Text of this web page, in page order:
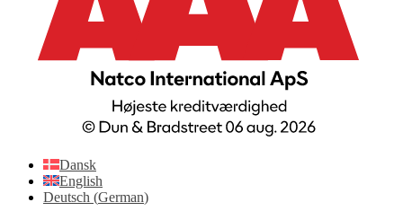
Dansk
English
Deutsch (German)